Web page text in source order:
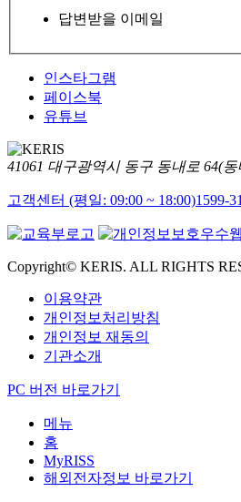
답변받을 이메일
인스타그램
페이스북
유튜브
41061 대구광역시 동구 동내로 64(
고객센터 (평일: 09:00 ~ 18:00)1599-
Copyright© KERIS. ALL RIGHTS
이용약관
개인정보처리방침
개인정보 재동의
기관소개
PC 버전 바로가기
메뉴
홈
MyRISS
해외전자정보 바로가기